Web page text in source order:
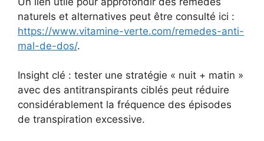
naturels et alternatives peut être consulté ici :
https://www.vitamine-verte.com/remedes-anti-
mal-de-dos/.
Insight clé : tester une stratégie « nuit + matin »
avec des antitranspirants ciblés peut réduire
considérablement la fréquence des épisodes
de transpiration excessive.